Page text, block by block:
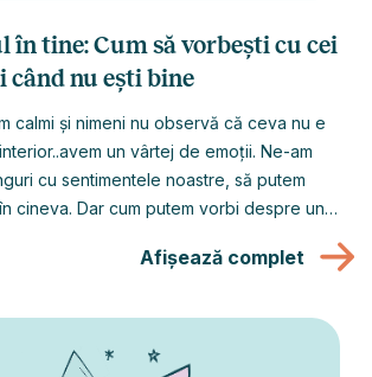
în tine: Cum să vorbești cu cei
când nu ești bine
calmi și nimeni nu observă că ceva nu e
un vârtej de emoții. Ne-am
cu sentimentele noastre, să putem
cineva. Dar cum putem vorbi despre un
cu adevărat? Așa că preferăm să nu
îndepărtăm mai mult de oamenii la care
care contează.
Afișează complet